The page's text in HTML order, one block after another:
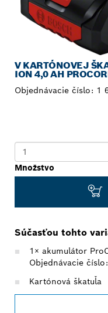
V KARTÓNOVEJ
ION 4,0 AH
Objednávacie číslo: 1
Množstvo
Súčasťou tohto
1× akumulátor
Objednávacie
Kartónová škatuľa